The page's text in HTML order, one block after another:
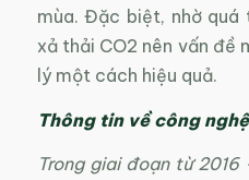
mùa. Đặc biệt, nhờ quá
xả thải CO2 nên vấn đề
lý một cách hiệu quả.
Thông tin về công
Trong giai đoạn từ